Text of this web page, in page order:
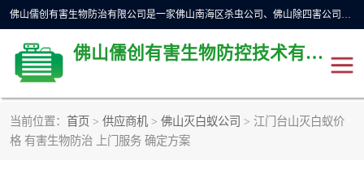
佛山儒创有害生物防治有限公司是一家佛山南海区杀虫公司、佛山除四害公司、佛山灭白蚁公司、佛山白蚁防治公司，让您远离虫害困扰。要问佛山白蚁防治哪家好？佛山儒创有害生物防治有限公司全佛山、广州，正规公司，上门勘查，可靠，售后有保障。
佛山儒创有害生物防控技术有限公司
当前位置： 首页 > 供应商机 > 佛山灭白蚁公司 > 江门台山灭白蚁价
格 有害生物防治 上门服务 确定方案
除四害公司